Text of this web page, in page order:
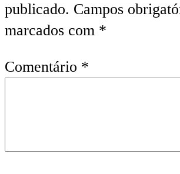
publicado. Campos
marcados com *
Comentário *